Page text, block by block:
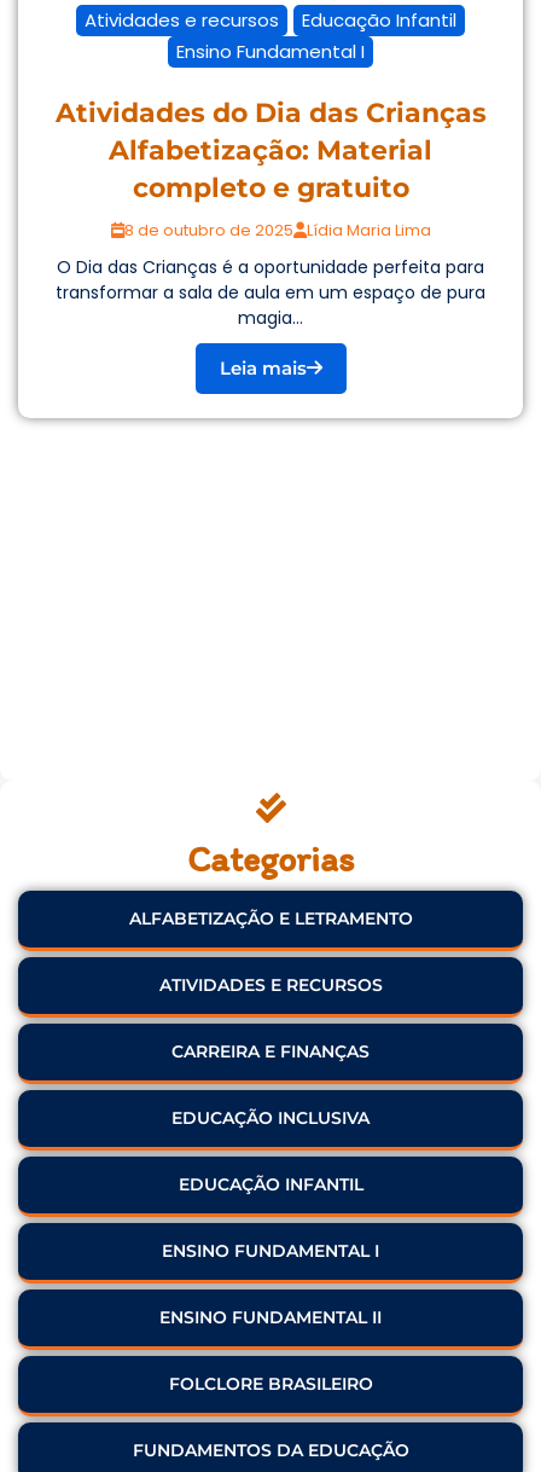
Atividades e recursos
Educação Infantil
Ensino Fundamental I
Atividades do Dia das Crianças
Alfabetização: Material
completo e gratuito
8 de outubro de 2025 Lídia Maria Lima
O Dia das Crianças é a oportunidade perfeita para
transformar a sala de aula em um espaço de pura
magia...
Leia mais
Categorias
ALFABETIZAÇÃO E LETRAMENTO
ATIVIDADES E RECURSOS
CARREIRA E FINANÇAS
EDUCAÇÃO INCLUSIVA
EDUCAÇÃO INFANTIL
ENSINO FUNDAMENTAL I
ENSINO FUNDAMENTAL II
FOLCLORE BRASILEIRO
FUNDAMENTOS DA EDUCAÇÃO